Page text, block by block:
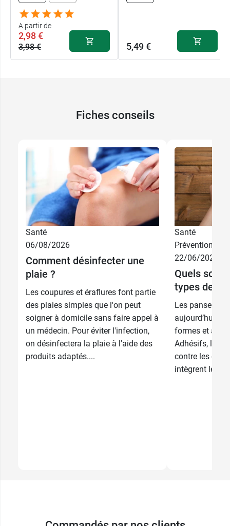
A partir de
2,98 €
3,98 €
par 20
3,98 €
par 38
5,49 €
Fiches conseils
Santé
06/08/2026
Comment désinfecter une
plaie ?
Les coupures et éraflures font partie
des plaies simples que l'on peut
soigner à domicile sans faire appel à
un médecin. Pour éviter l'infection,
on désinfectera la plaie à l'aide des
produits adaptés....
Santé
Prévention
22/06/2026
Quels sont
types de
Les
aujourd’hui de
formes et à
Adhésifs,
contre les cors
intègrent les